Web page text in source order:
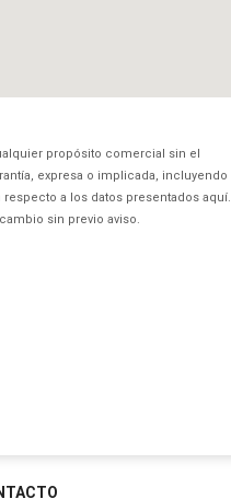
propósito comercial sin el
expresa o implicada, incluyendo
a los datos presentados aquí.
sin previo aviso.